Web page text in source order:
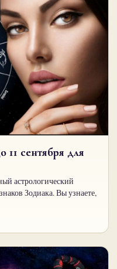
11 сентября для
астрологический
Зодиака. Вы узнаете,